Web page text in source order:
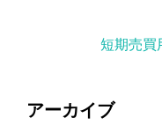
短期売買
アーカイブ